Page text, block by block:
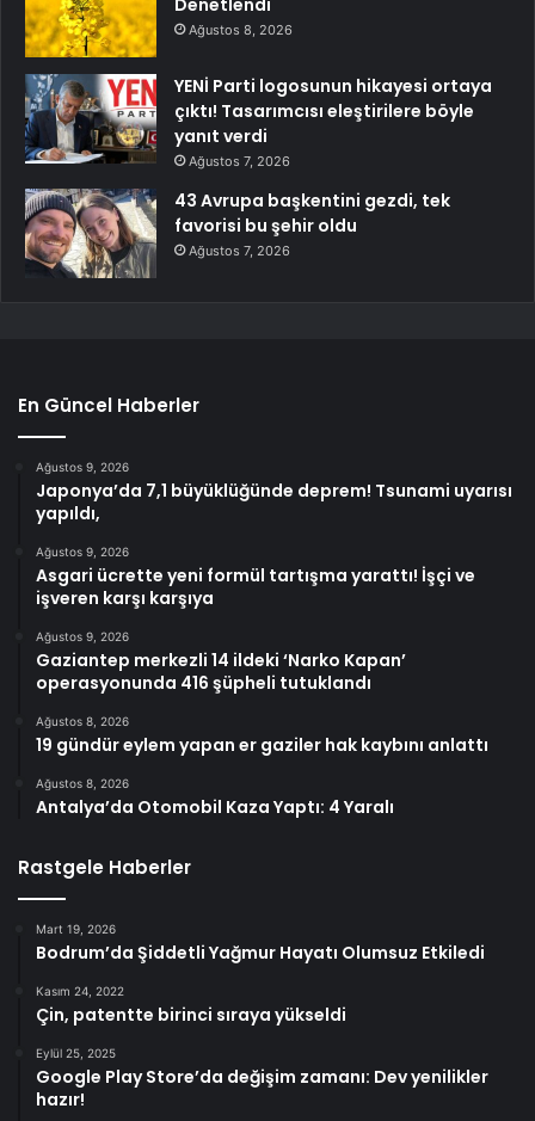
Denetlendi
Ağustos 8, 2026
YENİ Parti logosunun hikayesi ortaya
çıktı! Tasarımcısı eleştirilere böyle
yanıt verdi
Ağustos 7, 2026
43 Avrupa başkentini gezdi, tek
favorisi bu şehir oldu
Ağustos 7, 2026
En Güncel Haberler
Ağustos 9, 2026
Japonya’da 7,1 büyüklüğünde deprem! Tsunami uyarısı
yapıldı,
Ağustos 9, 2026
Asgari ücrette yeni formül tartışma yarattı! İşçi ve
işveren karşı karşıya
Ağustos 9, 2026
Gaziantep merkezli 14 ildeki ‘Narko Kapan’
operasyonunda 416 şüpheli tutuklandı
Ağustos 8, 2026
19 gündür eylem yapan er gaziler hak kaybını anlattı
Ağustos 8, 2026
Antalya’da Otomobil Kaza Yaptı: 4 Yaralı
Rastgele Haberler
Mart 19, 2026
Bodrum’da Şiddetli Yağmur Hayatı Olumsuz Etkiledi
Kasım 24, 2022
Çin, patentte birinci sıraya yükseldi
Eylül 25, 2025
Google Play Store’da değişim zamanı: Dev yenilikler
hazır!